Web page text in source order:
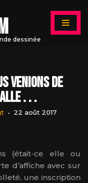
dessinée
venions de
. . .
22 août 2017
(était-ce elle ou
d’affiche avec sur
une inscription